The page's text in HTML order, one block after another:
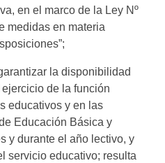
en el marco de la Ley Nº
medidas en materia
la disponibilidad
de la función
educativos y en las
Educación Básica y
y durante el año lectivo, y
servicio educativo; resulta